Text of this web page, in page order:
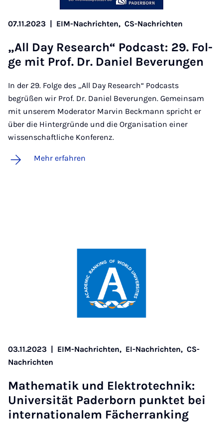
07.11.2023 | EIM-Nachrichten, CS-Nachrichten
„All Day Re­sea­rch“ Pod­cast: 29. Fol­
ge mit Prof. Dr. Da­ni­el Be­ver­un­gen
In der 29. Folge des „All Day Research“ Podcasts
begrüßen wir Prof. Dr. Daniel Beverungen. Gemeinsam
mit unserem Moderator Marvin Beckmann spricht er
über die Hintergründe und die Organisation einer
wissenschaftliche Konferenz.
Mehr erfahren
03.11.2023 | EIM-Nachrichten, EI-Nachrichten, CS-
Nachrichten
Ma­the­ma­tik und Elek­tro­tech­nik:
Uni­ver­si­tät Pa­der­born punk­tet bei
in­ter­na­ti­o­na­lem Fä­cher­ran­king